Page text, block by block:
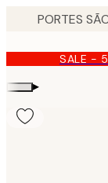
content. SALE -
▸